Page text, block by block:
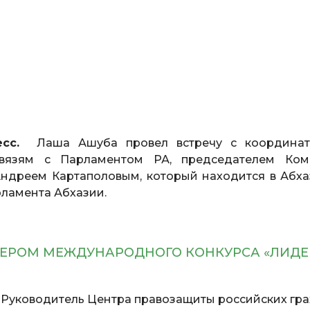
Лаша Ашуба провел встречу с
с Парламентом РА, председателем
Картаполовым, который находится в
Абхазии.
МЕЖДУНАРОДНОГО КОНКУРСА
Руководитель Центра правозащиты российских